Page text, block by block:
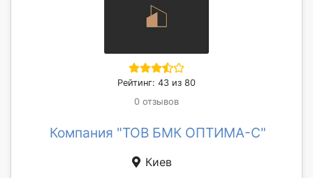
Рейтинг: 43 из 80
0 отзывов
Компания "ТОВ БМК ОПТИМА-С"
Киев